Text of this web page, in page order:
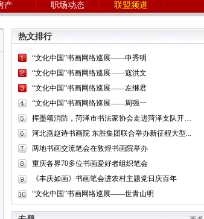
产 职场动态 联盟频道
热文排行
“文化中国”书画网络巡展——申秀明
“文化中国”书画网络巡展——寇洪文
“文化中国”书画网络巡展——左继君
“文化中国”书画网络巡展——周强一
挥墨颂消防，菏泽市书法家协会走进菏泽支队开展...
河北燕赵诗书画院 东胜集团联合举办新征程大型...
两地书画交流笔会在敦煌书画院举办
重庆各界70多位书画爱好者组织笔会
《丰庆如画》书画笔会进农村主题党日庆百年
“文化中国”书画网络巡展——世青山明